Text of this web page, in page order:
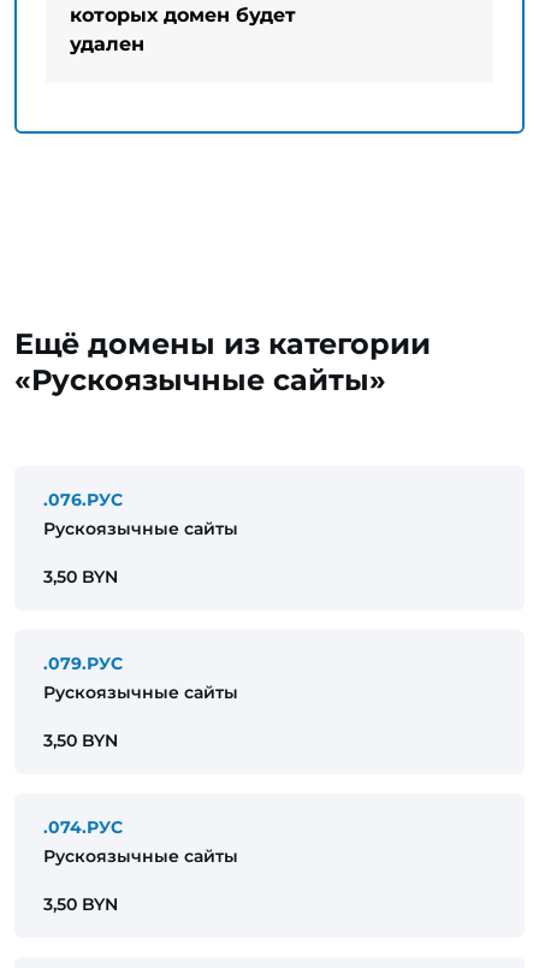
которых домен будет
удален
Ещё домены из категории
«Рускоязычные сайты»
.076.РУС
Рускоязычные сайты
3,50 BYN
.079.РУС
Рускоязычные сайты
3,50 BYN
.074.РУС
Рускоязычные сайты
3,50 BYN